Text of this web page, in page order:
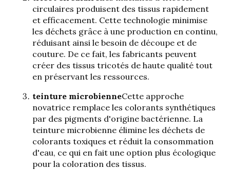
circulaires produisent des tissus rapidement
et efficacement. Cette technologie minimise
les déchets grâce à une production en continu,
réduisant ainsi le besoin de découpe et de
couture. De ce fait, les fabricants peuvent
créer des tissus tricotés de haute qualité tout
en préservant les ressources.
teinture microbienneCette approche
novatrice remplace les colorants synthétiques
par des pigments d'origine bactérienne. La
teinture microbienne élimine les déchets de
colorants toxiques et réduit la consommation
d'eau, ce qui en fait une option plus écologique
pour la coloration des tissus.